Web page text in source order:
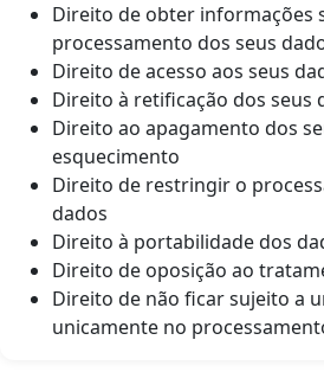
Direito de obter informações
processamento dos seus
Direito de acesso aos seus
Direito à retificação dos seus
Direito ao apagamento dos
esquecimento
Direito de restringir o
dados
Direito à portabilidade dos
Direito de oposição ao
Direito de não ficar sujeito a
unicamente no